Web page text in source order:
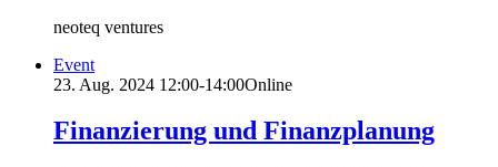
neoteq ventures
Event
23. Aug. 2024 12:00-14:00Online
Finanzierung und Finanzplanung